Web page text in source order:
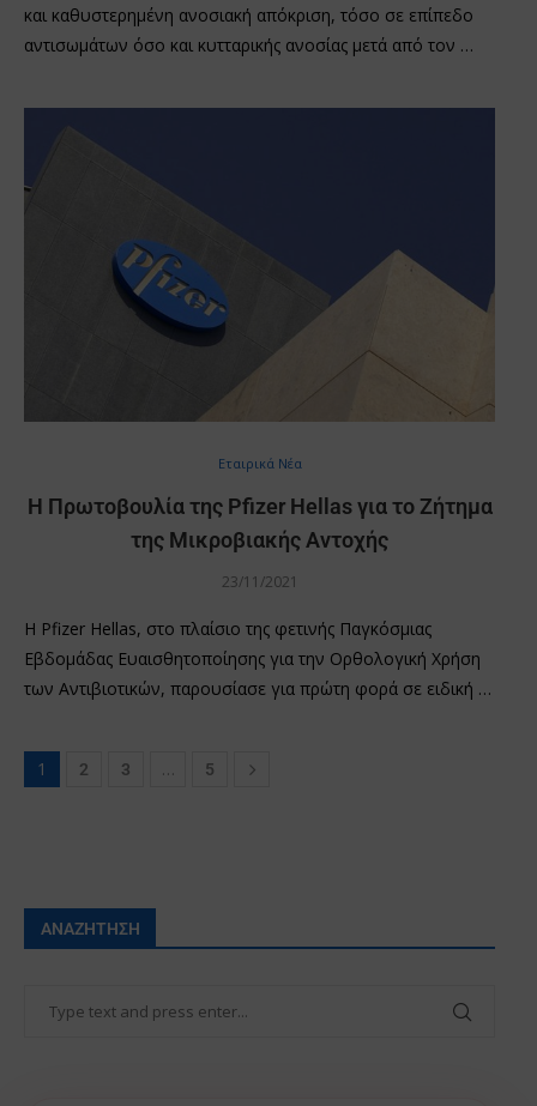
και καθυστερημένη ανοσιακή απόκριση, τόσο σε επίπεδο
αντισωμάτων όσο και κυτταρικής ανοσίας μετά από τον …
Εταιρικά Νέα
Η Πρωτοβουλία της Pfizer Hellas για το Ζήτημα
της Μικροβιακής Αντοχής
23/11/2021
Η Pfizer Hellas, στο πλαίσιο της φετινής Παγκόσμιας
Εβδομάδας Ευαισθητοποίησης για την Ορθολογική Χρήση
των Αντιβιοτικών, παρουσίασε για πρώτη φορά σε ειδική …
1 2 3 … 5
ΑΝΑΖΉΤΗΣΗ